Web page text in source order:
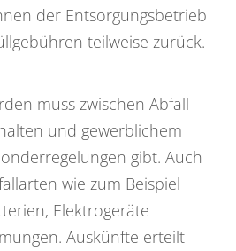
der Entsorgungsbetrieb
teilweise zurück.
muss zwischen Abfall
lten und gewerblichem
gibt. Auch
wie zum Beispiel
Elektrogeräte
Auskünfte erteilt